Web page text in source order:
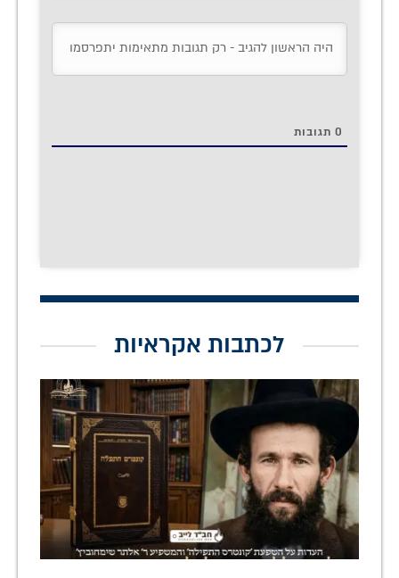
0 תגובות
לכתבות אקראיות